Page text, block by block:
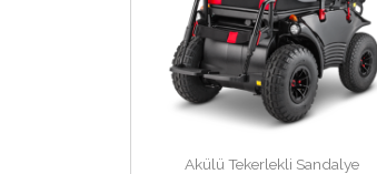
Akülü Tekerlekli Sandalye